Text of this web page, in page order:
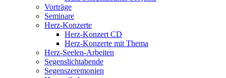
Vorträge
Seminare
Herz-Konzerte
Herz-Konzert CD
Herz-Konzerte mit Thema
Herz-Seelen-Arbeiten
Segenslichtabende
Segenszeremonien